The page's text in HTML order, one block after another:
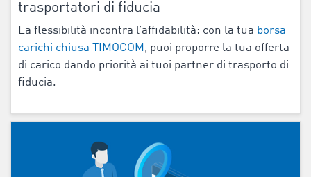
trasportatori di fiducia
La flessibilità incontra l’affidabilità: con la tua borsa
carichi chiusa TIMOCOM , puoi proporre la tua offerta
di carico dando priorità ai tuoi partner di trasporto di
fiducia.